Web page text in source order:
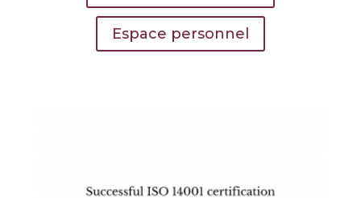
Espace personnel